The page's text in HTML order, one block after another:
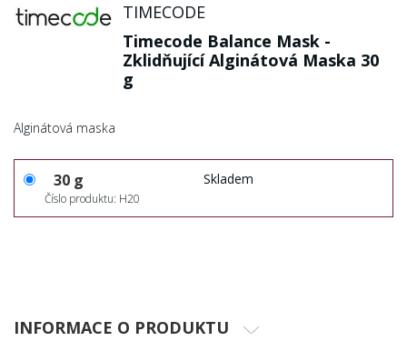
TIMECODE
Timecode Balance Mask -
Zklidňující Alginátová Maska 30
g
Alginátová maska
30 g
Číslo produktu: H20
Skladem
INFORMACE O PRODUKTU